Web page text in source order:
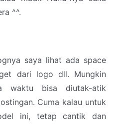
^^.
saya lihat ada space
dari logo dll. Mungkin
waktu bisa diutak-atik
Cuma kalau untuk
ini, tetap cantik dan